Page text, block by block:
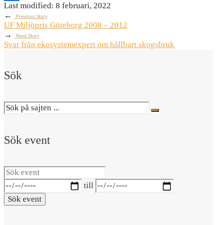
Dela
Last modified: 8 februari, 2022
←
Previous Story
UF Miljöpris Göteborg 2008 – 2012
→
Next Story
Svar från ekosystemexpert om hållbart skogsbruk
Sök
Sök event
Sök
event
Datumintervall:
till
Sök event